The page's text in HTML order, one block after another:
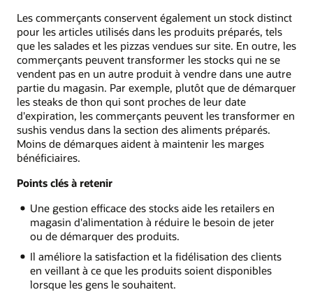
Les commerçants conservent également un stock distinct
pour les articles utilisés dans les produits préparés, tels
que les salades et les pizzas vendues sur site. En outre, les
commerçants peuvent transformer les stocks qui ne se
vendent pas en un autre produit à vendre dans une autre
partie du magasin. Par exemple, plutôt que de démarquer
les steaks de thon qui sont proches de leur date
d'expiration, les commerçants peuvent les transformer en
sushis vendus dans la section des aliments préparés.
Moins de démarques aident à maintenir les marges
bénéficiaires.
Points clés à retenir
Une gestion efficace des stocks aide les retailers en
magasin d'alimentation à réduire le besoin de jeter
ou de démarquer des produits.
Il améliore la satisfaction et la fidélisation des clients
en veillant à ce que les produits soient disponibles
lorsque les gens le souhaitent.